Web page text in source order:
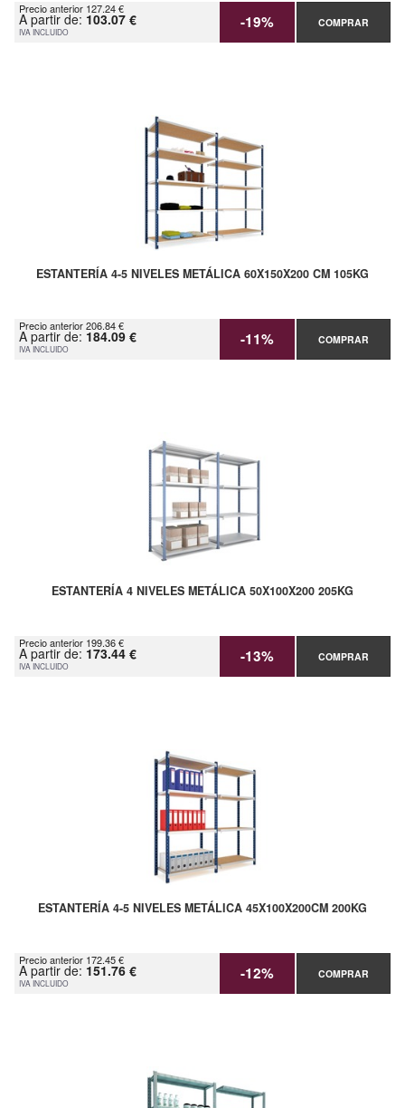
Precio anterior 127.24 €
A partir de: 103.07 €
IVA INCLUIDO -19% COMPRAR
ESTANTERÍA 4-5 NIVELES METÁLICA 60X150X200 CM 105KG
Precio anterior 206.84 €
A partir de: 184.09 €
IVA INCLUIDO -11% COMPRAR
ESTANTERÍA 4 NIVELES METÁLICA 50X100X200 205KG
Precio anterior 199.36 €
A partir de: 173.44 €
IVA INCLUIDO -13% COMPRAR
ESTANTERÍA 4-5 NIVELES METÁLICA 45X100X200CM 200KG
Precio anterior 172.45 €
A partir de: 151.76 €
IVA INCLUIDO -12% COMPRAR